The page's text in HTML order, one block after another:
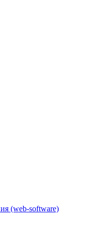
(web-software)